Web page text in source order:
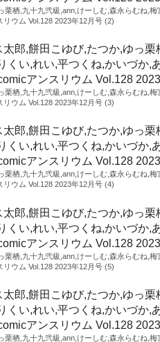
栖,九十九弐級,ann,けーしむ,森永らむね,
ウム Vol.128 2023年12月号 (2)
栖,九十九弐級,ann,けーしむ,森永らむね,
ウム Vol.128 2023年12月号 (3)
栖,九十九弐級,ann,けーしむ,森永らむね,
ウム Vol.128 2023年12月号 (4)
栖,九十九弐級,ann,けーしむ,森永らむね,
ウム Vol.128 2023年12月号 (5)
栖,九十九弐級,ann,けーしむ,森永らむね,